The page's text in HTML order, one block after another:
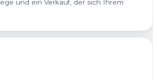
und ein Verkauf, der sich Ihrem